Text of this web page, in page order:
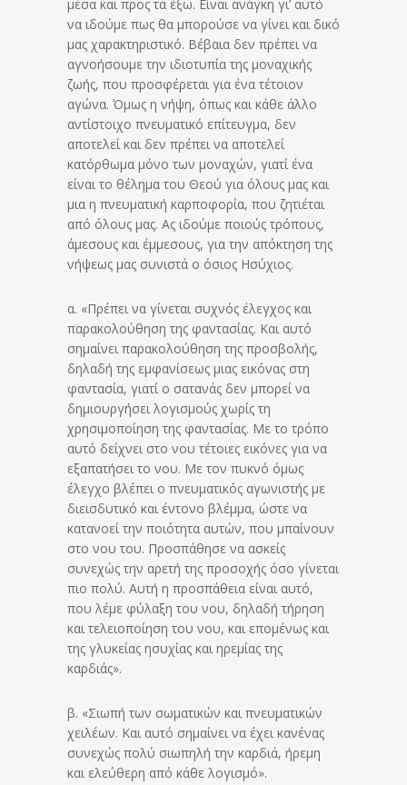
μέσα και προς τα έξω. Είναι ανάγκη γι’ αυτό
να ιδούμε πως θα μπορούσε να γίνει και δικό
μας χαρακτηριστικό. Βέβαια δεν πρέπει να
αγνοήσουμε την ιδιοτυπία της μοναχικής
ζωής, που προσφέρεται για ένα τέτοιον
αγώνα. Όμως η νήψη, όπως και κάθε άλλο
αντίστοιχο πνευματικό επίτευγμα, δεν
αποτελεί και δεν πρέπει να αποτελεί
κατόρθωμα μόνο των μοναχών, γιατί ένα
είναι το θέλημα του Θεού για όλους μας και
μια η πνευματική καρποφορία, που ζητιέται
από όλους μας. Ας ιδούμε ποιούς τρόπους,
άμεσους και έμμεσους, για την απόκτηση της
νήψεως μας συνιστά ο όσιος Ησύχιος.
α. «Πρέπει να γίνεται συχνός έλεγχος και
παρακολούθηση της φαντασίας. Και αυτό
σημαίνει παρακολούθηση της προσβολής,
δηλαδή της εμφανίσεως μιας εικόνας στη
φαντασία, γιατί ο σατανάς δεν μπορεί να
δημιουργήσει λογισμούς χωρίς τη
χρησιμοποίηση της φαντασίας. Με το τρόπο
αυτό δείχνει στο νου τέτοιες εικόνες για να
εξαπατήσει το νου. Με τον πυκνό όμως
έλεγχο βλέπει ο πνευματικός αγωνιστής με
διεισδυτικό και έντονο βλέμμα, ώστε να
κατανοεί την ποιότητα αυτών, που μπαίνουν
στο νου του. Προσπάθησε να ασκείς
συνεχώς την αρετή της προσοχής όσο γίνεται
πιο πολύ. Αυτή η προσπάθεια είναι αυτό,
που λέμε φύλαξη του νου, δηλαδή τήρηση
και τελειοποίηση του νου, και επομένως και
της γλυκείας ησυχίας και ηρεμίας της
καρδιάς».
β. «Σιωπή των σωματικών και πνευματικών
χειλέων. Και αυτό σημαίνει να έχει κανένας
συνεχώς πολύ σιωπηλή την καρδιά, ήρεμη
και ελεύθερη από κάθε λογισμό».